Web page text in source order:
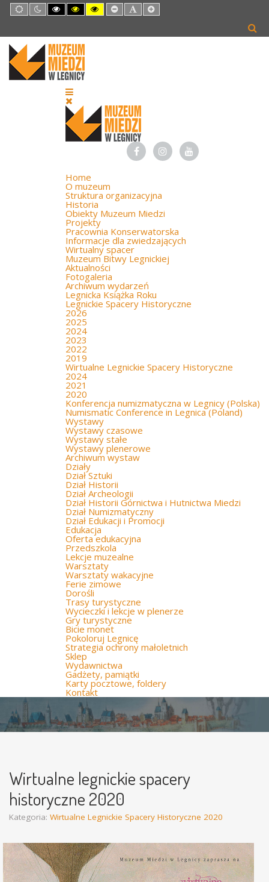
Default
mode
Night
mode
High
Contrast
mode
High
Contrast
mode
High
Contrast
mode
Set
Smaller
Set
Default
Set
Larger
Home
O muzeum
Struktura organizacyjna
Historia
Obiekty Muzeum Miedzi
Projekty
Pracownia Konserwatorska
Informacje dla zwiedzających
Wirtualny spacer
Muzeum Bitwy Legnickiej
Aktualności
Fotogaleria
Archiwum wydarzeń
Legnicka Książka Roku
Legnickie Spacery Historyczne
2026
2025
2024
2023
2022
2019
Wirtualne Legnickie Spacery Historyczne
2024
2021
2020
Konferencja numizmatyczna w Legnicy (Polska)
Numismatic Conference in Legnica (Poland)
Wystawy
Wystawy czasowe
Wystawy stałe
Wystawy plenerowe
Archiwum wystaw
Działy
Dział Sztuki
Dział Historii
Dział Archeologii
Dział Historii Górnictwa i Hutnictwa Miedzi
Dział Numizmatyczny
Dział Edukacji i Promocji
Edukacja
Oferta edukacyjna
Przedszkola
Lekcje muzealne
Warsztaty
Warsztaty wakacyjne
Ferie zimowe
Dorośli
Trasy turystyczne
Wycieczki i lekcje w plenerze
Gry turystyczne
Bicie monet
Pokoloruj Legnicę
Strategia ochrony małoletnich
Sklep
Wydawnictwa
Gadżety, pamiątki
Karty pocztowe, foldery
Kontakt
Wirtualne legnickie spacery
historyczne 2020
Kategoria: Wirtualne Legnickie Spacery Historyczne 2020